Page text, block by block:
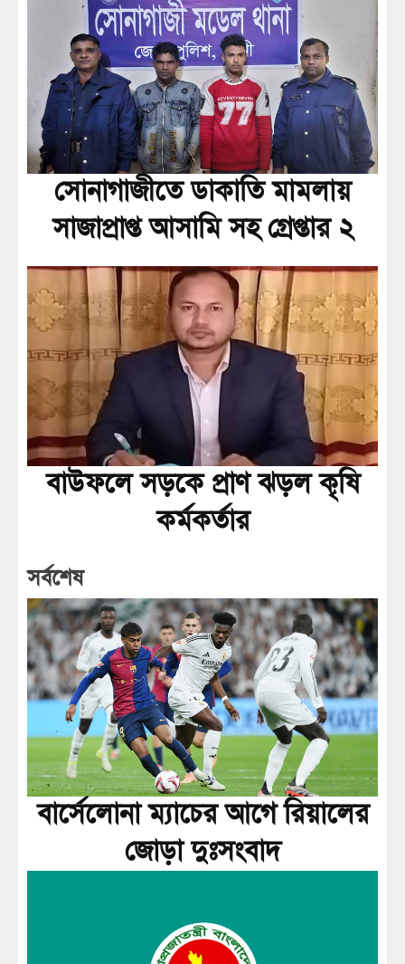
সোনাগাজীতে ডাকাতি মামলায়
সাজাপ্রাপ্ত আসামি সহ গ্রেপ্তার ২
বাউফলে সড়কে প্রাণ ঝড়ল কৃষি
কর্মকর্তার
সর্বশেষ
বার্সেলোনা ম্যাচের আগে রিয়ালের
জোড়া দুঃসংবাদ